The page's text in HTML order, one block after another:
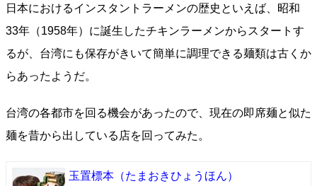
日本におけるインスタントラーメンの歴史といえば、昭和
33年（1958年）に誕生したチキンラーメンからスタートす
るが、台湾にも保存がきいて簡単に調理できる麺類は古くか
らあったようだ。
台湾の各都市を回る機会があったので、現在の即席麺と似た
麺を昔から出している店を回ってみた。
玉置標本 （たまおきひょうほん）